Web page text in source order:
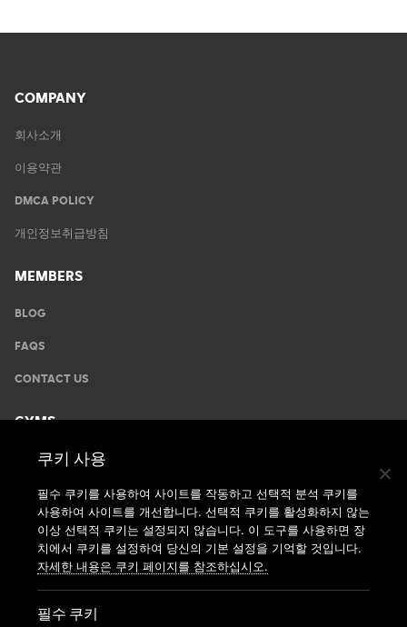
COMPANY
회사소개
이용약관
DMCA POLICY
개인정보취급방침
MEMBERS
BLOG
FAQS
CONTACT US
GYMS
운동안내
지점찾기
가맹신청
쿠키 사용
필수 쿠키를 사용하여 사이트를 작동하고 선택적 분석 쿠키를
사용하여 사이트를 개선합니다. 선택적 쿠키를 활성화하지 않는
이상 선택적 쿠키는 설정되지 않습니다. 이 도구를 사용하면 장
치에서 쿠키를 설정하여 당신의 기본 설정을 기억할 것입니다.
자세한 내용은 쿠키 페이지를 참조하십시오.
필수 쿠키